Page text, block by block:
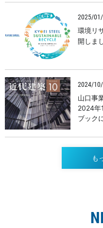
2025/
環境リ
開しま
2024/
山口事
2024年
ブック
も